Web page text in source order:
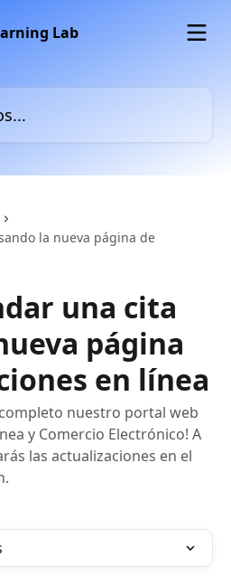
la nueva página de
una cita
página
en línea
nuestro portal web
y Comercio Electrónico! A
las actualizaciones en el